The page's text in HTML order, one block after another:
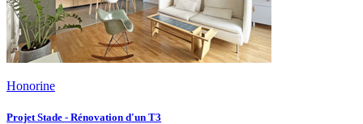
Honorine
Projet Stade - Rénovation d'un T3